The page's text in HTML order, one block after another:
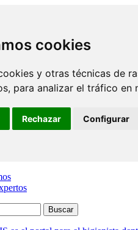
cookies
y otras técnicas de
para analizar el tráfico
Rechazar Configurar
Buscar